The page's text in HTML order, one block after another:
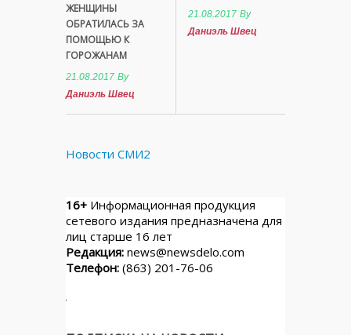
ЖЕНЩИНЫ
ОБРАТИЛАСЬ ЗА
ПОМОЩЬЮ К
ГОРОЖАНАМ
21.08.2017 By
Даниэль Швец
21.08.2017 By
Даниэль Швец
Новости СМИ2
16+ Информационная продукция
сетевого издания предназначена для
лиц старше 16 лет
Редакция: news@newsdelo.com
Телефон: (863) 201-76-06